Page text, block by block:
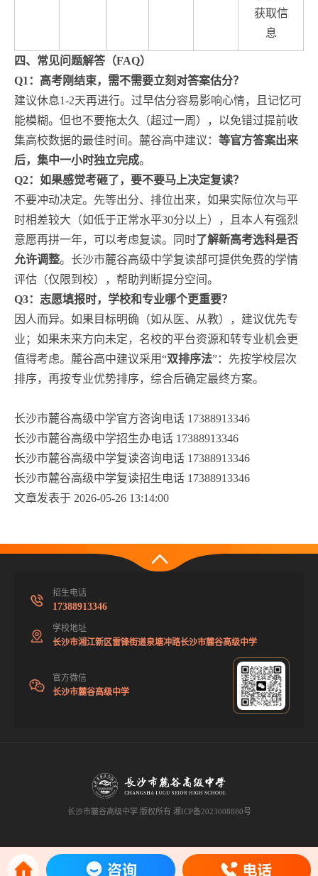
获取信
息
四、常见问题解答（FAQ）
Q1：高考刚结束，需不需要立刻对答案估分？
建议休息1-2天再进行。过早估分容易影响心情，且记忆可
能模糊。但也不要拖太久（超过一周），以免错过提前收
集高校数据的最佳时间。麓谷高中建议： 等官方答案出来
后，集中一小时独立完成。
Q2：如果感觉考砸了，要不要马上决定复读？
不要冲动决定。先等出分、排位出来，如果实际位次与平
时相差较大（如低于正常水平30分以上），且本人有强烈
意愿再拼一年，可以考虑复读。同时了解新高考选科是否
允许调整。长沙市麓谷高级中学复读部可提供免费的学情
评估（仅限到校），帮助判断提分空间。
Q3：志愿填报时，学校和专业哪个更重要？
因人而异。如果目标明确（如从医、从教），建议优先专
业；如果未来方向未定，名校的平台资源和转专业机会更
值得考虑。麓谷高中建议采用“双排序法”：先按学校层次
排序，再按专业优势排序，综合后确定最终方案。
长沙市麓谷高级中学官方咨询电话 17388913346
长沙市麓谷高级中学招生办电话 17388913346
长沙市麓谷高级中学复读咨询电话 17388913346
长沙市麓谷高级中学复读招生电话 17388913346
文章发表于 2026-05-26 13:14:00
招生电话
17388913346
学校地址
长沙市湘江新区雷锋街道泉塘冲路长沙市麓谷高级中学
官方微信
长沙市麓谷高级中学
长沙市麓谷高级中学 版权所有 湘ICP备2023008880号